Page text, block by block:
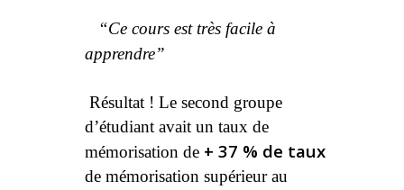
“Ce cours est très facile à
apprendre”
Résultat ! Le second groupe
d’étudiant avait un taux de
mémorisation de + 37 % de taux
de mémorisation supérieur au